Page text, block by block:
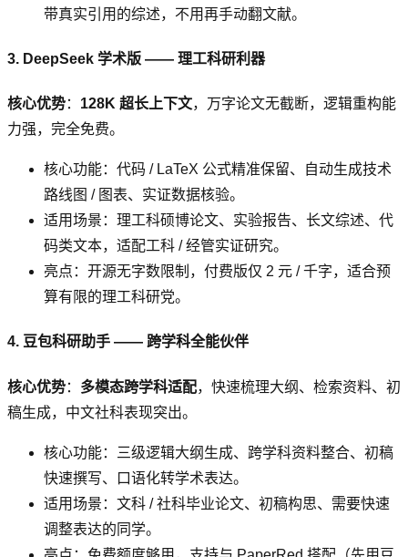
带真实引用的综述，不用再手动翻文献。
3. DeepSeek 学术版 —— 理工科研利器
核心优势： 128K 超长上下文，万字论文无截断，逻辑重构能
力强，完全免费。
核心功能：代码 / LaTeX 公式精准保留、自动生成技术
路线图 / 图表、实证数据核验。
适用场景：理工科硕博论文、实验报告、长文综述、代
码类文本，适配工科 / 经管实证研究。
亮点：开源无字数限制，付费版仅 2 元 / 千字，适合预
算有限的理工科研党。
4. 豆包科研助手 —— 跨学科全能伙伴
核心优势： 多模态跨学科适配，快速梳理大纲、检索资料、初
稿生成，中文社科表现突出。
核心功能：三级逻辑大纲生成、跨学科资料整合、初稿
快速撰写、口语化转学术表达。
适用场景：文科 / 社科毕业论文、初稿构思、需要快速
调整表达的同学。